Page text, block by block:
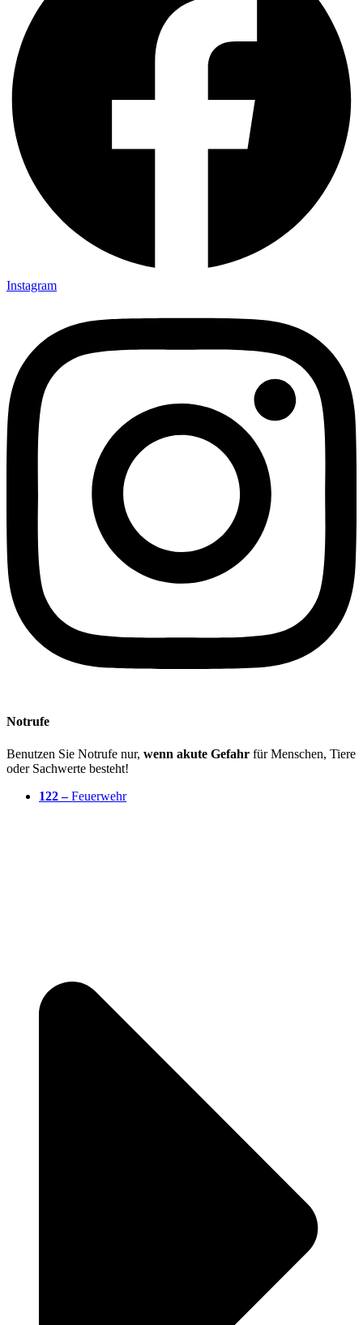
Instagram
Notrufe
Benutzen Sie Notrufe nur, wenn akute Gefahr für Menschen, Tiere
oder Sachwerte besteht!
122 –Feuerwehr